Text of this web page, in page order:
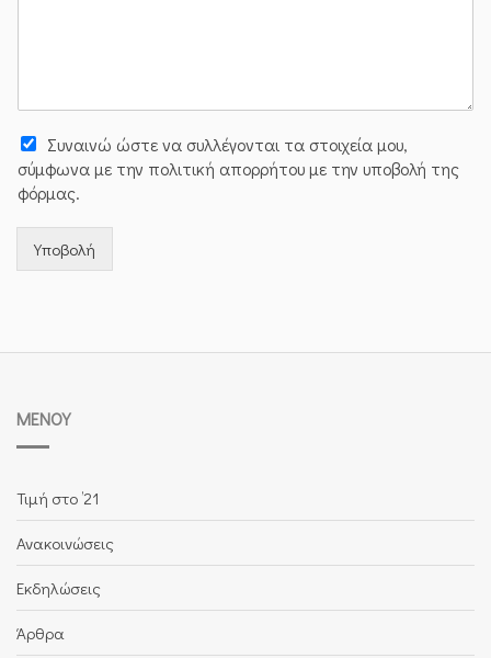
Συναινώ ώστε να συλλέγoνται τα στοιχεία μου,
σύμφωνα με την πολιτική απορρήτου με την υποβολή της
φόρμας.
Υποβολή
ΜΕΝΟΎ
Τιμή στο ’21
Ανακοινώσεις
Εκδηλώσεις
Άρθρα